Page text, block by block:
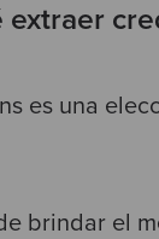
extraer
es una
brindar el